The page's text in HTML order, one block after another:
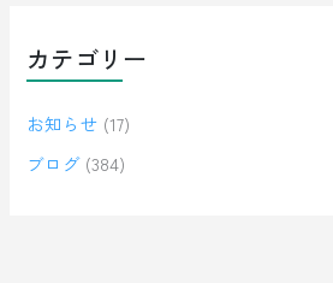
カテゴリー
お知らせ (17)
ブログ (384)